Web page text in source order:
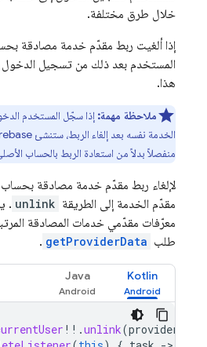
خلال طرق مختلفة.
إذا ألغيت ربط مقدّم خدمة مصادقة
المستخدم بعد ذلك من تسجيل الدخول
هذا.
ملاحظة مهمة: إذا سجّل المستخدم
منفصلاً بدلاً من استعادة الربط بالحساب
لإلغاء ربط مقدّم خدمة مصادقة
مقدّم الخدمة إلى الطريقة unlink
.
معرّفات مقدّمي خدمات المصادقة
طلب getProviderData
.
Kotlin
Java
!! .unlink(providerId